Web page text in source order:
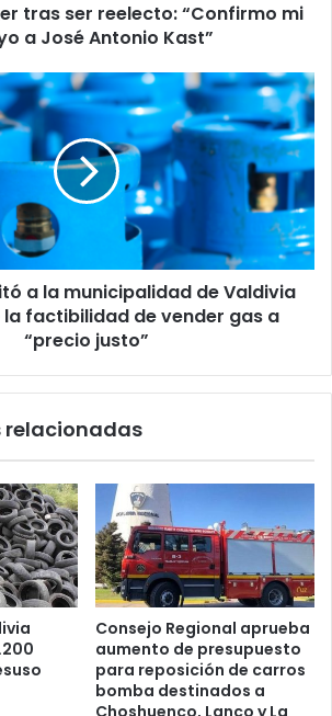
tras ser reelecto: “Confirmo mi
a José Antonio Kast”
a la municipalidad de Valdivia
la factibilidad de vender gas a
“precio justo”
relacionadas
Consejo Regional aprueba
aumento de presupuesto
para reposición de carros
bomba destinados a